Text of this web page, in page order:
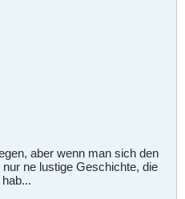
aber wenn man sich den
ne lustige Geschichte, die